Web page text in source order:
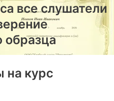
все слушатели
образца
на курс